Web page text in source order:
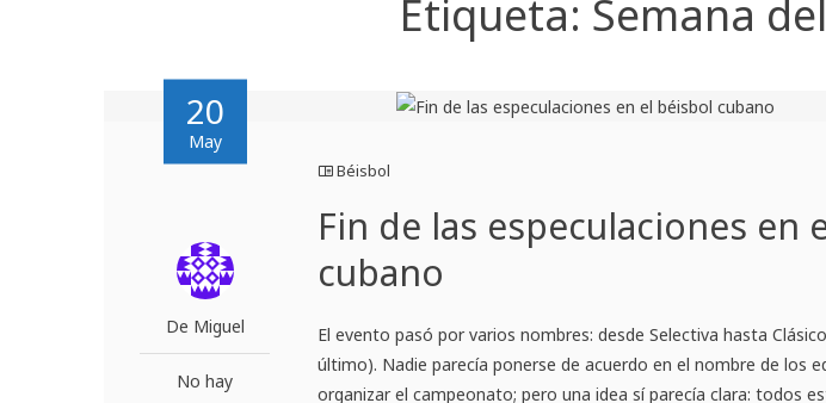
Etiqueta: Semana
20
May
De Miguel
No hay
Béisbol
Fin de las especulaciones en
cubano
El evento pasó por varios nombres: desde Selectiva hasta
último). Nadie parecía ponerse de acuerdo en el nombre de los
organizar el campeonato; pero una idea sí parecía clara: todos